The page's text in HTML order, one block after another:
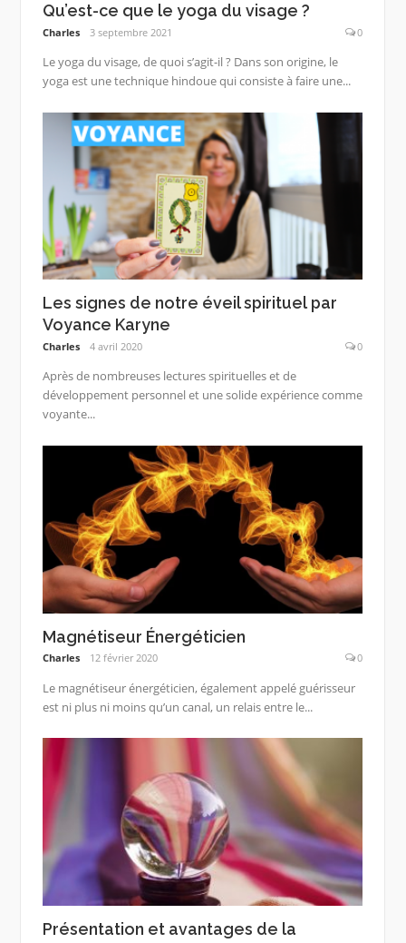
Qu’est-ce que le yoga du visage ?
Charles 3 septembre 2021 0
Le yoga du visage, de quoi s’agit-il ? Dans son origine, le
yoga est une technique hindoue qui consiste à faire une...
Les signes de notre éveil spirituel par
Voyance Karyne
Charles 4 avril 2020 0
Après de nombreuses lectures spirituelles et de
développement personnel et une solide expérience comme
voyante...
Magnétiseur Énergéticien
Charles 12 février 2020 0
Le magnétiseur énergéticien, également appelé guérisseur
est ni plus ni moins qu’un canal, un relais entre le...
Présentation et avantages de la